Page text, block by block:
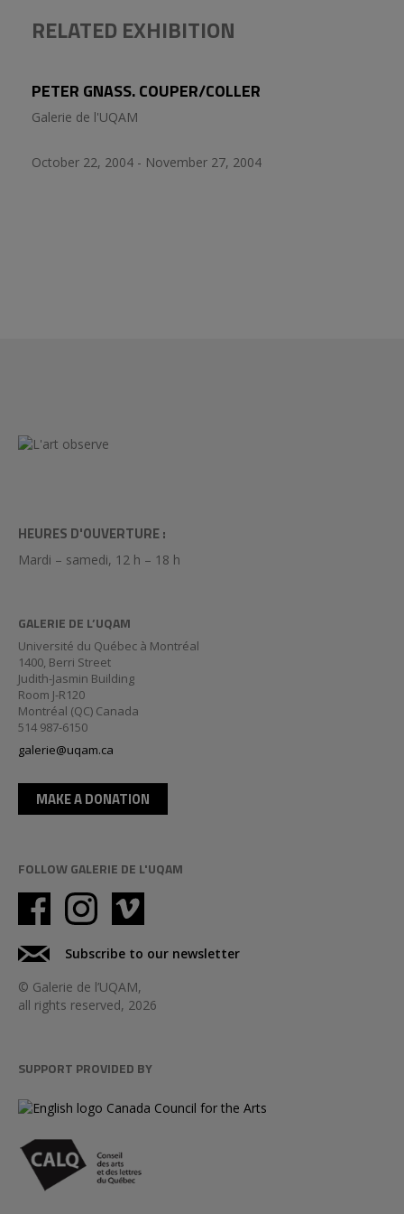
RELATED EXHIBITION
PETER GNASS. COUPER/COLLER
Galerie de l'UQAM
October 22, 2004 - November 27, 2004
HEURES D'OUVERTURE :
Mardi – samedi, 12 h – 18 h
GALERIE DE L’UQAM
Université du Québec à Montréal
1400, Berri Street
Judith-Jasmin Building
Room J-R120
Montréal (QC) Canada
514 987-6150
galerie@uqam.ca
MAKE A DONATION
FOLLOW GALERIE DE L'UQAM
Subscribe to our newsletter
© Galerie de l’UQAM,
all rights reserved, 2026
SUPPORT PROVIDED BY